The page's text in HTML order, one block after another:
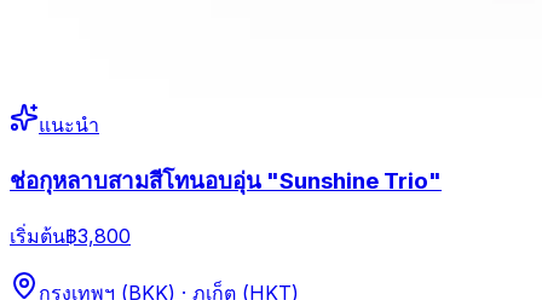
แนะนำ
ช่อกุหลาบสามสีโทนอบอุ่น "Sunshine Trio"
เริ่มต้น฿3,800
กรุงเทพฯ (BKK) · ภูเก็ต (HKT)